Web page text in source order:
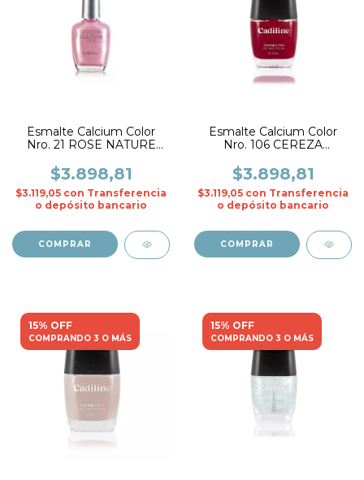
Esmalte Calcium Color
Nro. 21 ROSE NATURE
$3.898,81
$3.119,05 con Transferencia
o depósito bancario
Esmalte Calcium Color
Nro. 106 CEREZA
$3.898,81
$3.119,05 con Transferencia
o depósito bancario
15% OFF
COMPRANDO 3 O MÁS
15% OFF
COMPRANDO 3 O MÁS